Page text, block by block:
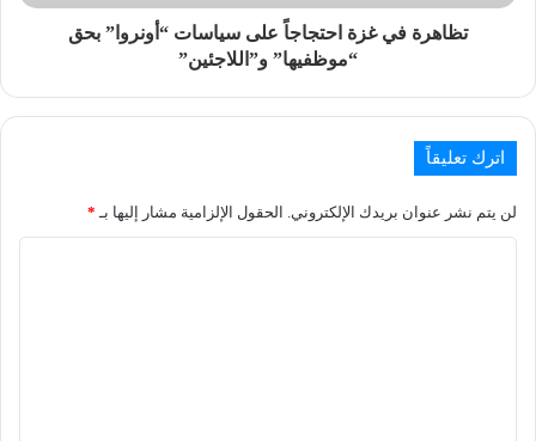
تظاهرة في غزة احتجاجاً على سياسات “أونروا” بحق
“موظفيها” و”اللاجئين”
اترك تعليقاً
لن يتم نشر عنوان بريدك الإلكتروني. الحقول الإلزامية مشار إليها بـ *